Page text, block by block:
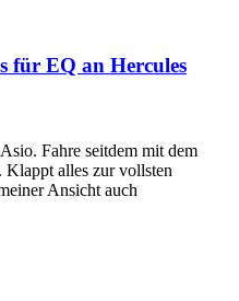
für EQ an Hercules
Fahre seitdem mit dem
alles zur vollsten
Ansicht auch